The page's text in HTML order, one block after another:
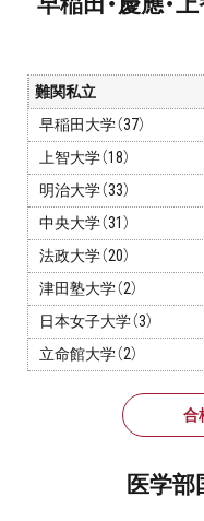
採用情報
インフォメーション
会社概要
採用情報
プライバシーポリシー
免責事項・著作権等
難関私立
早稲田大学（37）
上智大学（18）
明治大学（33）
中央大学（31）
法政大学（20）
津田塾大学（2）
日本女子大学（3）
立命館大学（2）
合
医学部